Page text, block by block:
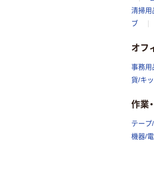
清掃用
ブ
オフ
事務用
貨/キ
作業
テープ
機器/